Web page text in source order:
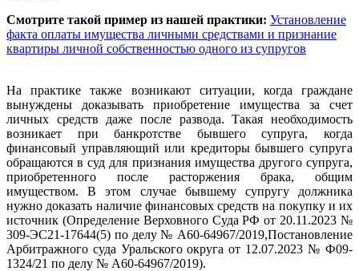
Смотрите такой пример из нашей практики: Установление
факта оплаты имущества личными средствами и признание
квартиры личной собственностью одного из супругов
На практике также возникают ситуации, когда граждане
вынуждены доказывать приобретение имущества за счет
личных средств даже после развода. Такая необходимость
возникает при банкротстве бывшего супруга, когда
финансовый управляющий или кредиторы бывшего супруга
обращаются в суд для признания имущества другого супруга,
приобретенного после расторжения брака, общим
имуществом. В этом случае бывшему супругу должника
нужно доказать наличие финансовых средств на покупку и их
источник (Определение Верховного Суда РФ от 20.11.2023 №
309-ЭС21-17644(5) по делу № А60-64967/2019,Постановление
Арбитражного суда Уральского округа от 12.07.2023 № Ф09-
1324/21 по делу № А60-64967/2019).